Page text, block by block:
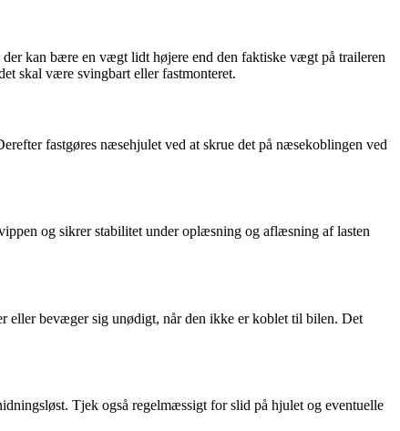
kan bære en vægt lidt højere end den faktiske vægt på traileren
skal være svingbart eller fastmonteret.
fastgøres næsehjulet ved at skrue det på næsekoblingen ved
og sikrer stabilitet under oplæsning og aflæsning af lasten
eller bevæger sig unødigt, når den ikke er koblet til bilen. Det
Tjek også regelmæssigt for slid på hjulet og eventuelle